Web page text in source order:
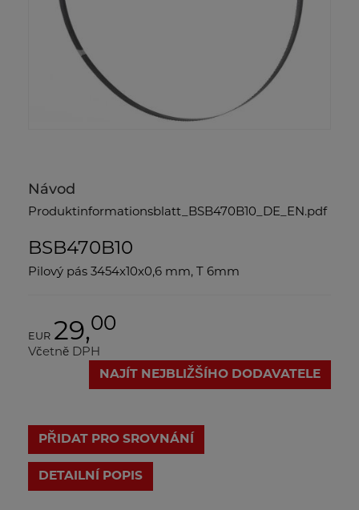
Návod
Produktinformationsblatt_BSB470B10_DE_EN.pdf
BSB470B10
Pilový pás 3454x10x0,6 mm, T 6mm
EUR 29,00
Včetně DPH
NAJÍT NEJBLIŽŠÍHO DODAVATELE
PŘIDAT PRO SROVNÁNÍ
DETAILNÍ POPIS